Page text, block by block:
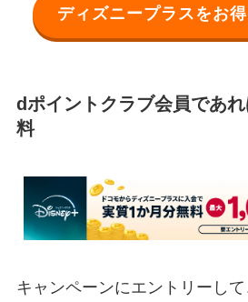
ディズニープラスをお得
dポイントクラブ会員であ
料
キャンペーンにエントリーし